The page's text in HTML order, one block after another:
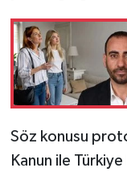
Söz konusu
Kanun ile